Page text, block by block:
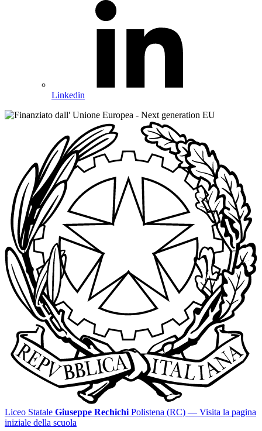
Linkedin
Liceo Statale Giuseppe Rechichi Polistena (RC) — Visita la pagina
iniziale della scuola